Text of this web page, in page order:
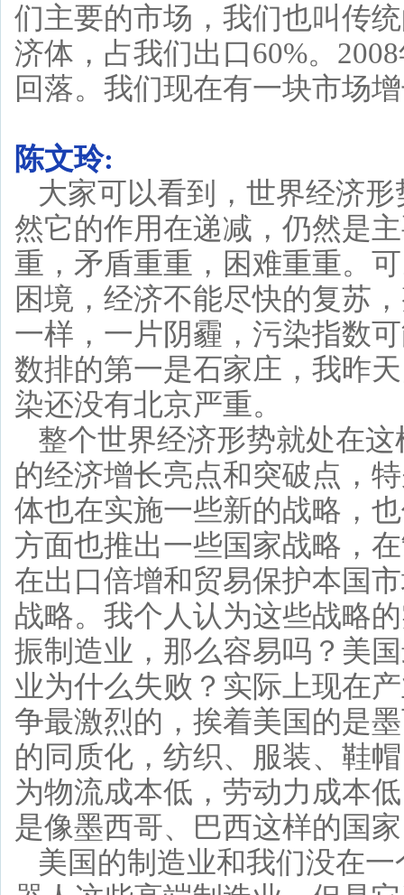
们主要的市场，我们也叫传
济体，占我们出口60%。
回落。我们现在有一块市场
陈文玲:
大家可以看到，世界经济
然它的作用在递减，仍然是
重，矛盾重重，困难重重。
困境，经济不能尽快的复苏
一样，一片阴霾，污染指数
数排的第一是石家庄，我昨
染还没有北京严重。
整个世界经济形势就处在
的经济增长亮点和突破点，
体也在实施一些新的战略，
方面也推出一些国家战略，
在出口倍增和贸易保护本国
战略。我个人认为这些战略
振制造业，那么容易吗？美
业为什么失败？实际上现在
争最激烈的，挨着美国的是
的同质化，纺织、服装、鞋
为物流成本低，劳动力成本
是像墨西哥、巴西这样的国
美国的制造业和我们没在